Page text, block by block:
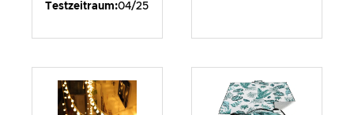
Testzeitraum:04/25